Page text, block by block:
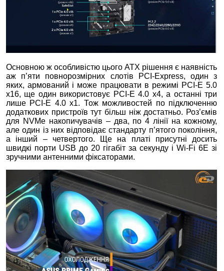
Основною ж особливістю цього ATX рішення є наявність
аж п’яти повнорозмірних слотів PCI-Express, один з
яких, армований і може працювати в режимі PCI-E 5.0
x16, ще один використовує PCI-E 4.0 x4, а останні три
лише PCI-E 4.0 x1. Тож можливостей по підключенню
додаткових пристроїв тут більш ніж достатньо. Роз’ємів
для NVMe накопичувачів – два, по 4 лінії на кожному,
але один із них відповідає стандарту п’ятого покоління,
а інший – четвертого. Ще на платі присутні досить
швидкі порти USB до 20 гігабіт за секунду і Wi-Fi 6E зі
зручними антенними фіксаторами.